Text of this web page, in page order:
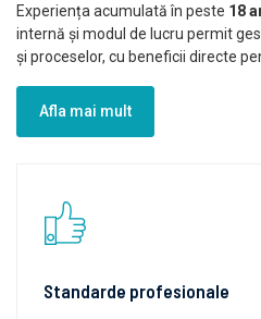
Experiența acumulată în peste 18
internă și modul de lucru permit
și proceselor, cu beneficii directe
Afla mai mult
Standarde profesionale